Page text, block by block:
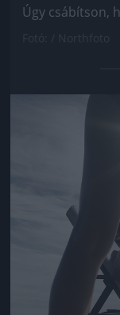
Úgy csábítson,